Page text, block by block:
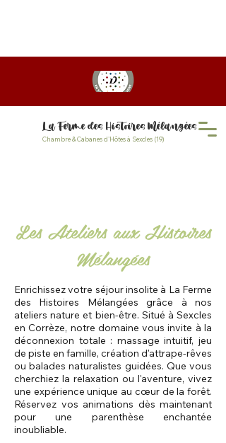
La Ferme des Histoires Mélangées
Chambre & Cabanes d'Hôtes à Sexcles (19)
Les Ateliers aux Histoires
Mélangées
Enrichissez votre séjour insolite à La Ferme
des Histoires Mélangées grâce à nos
ateliers nature et bien-être. Situé à Sexcles
en Corrèze, notre domaine vous invite à la
déconnexion totale : massage intuitif, jeu
de piste en famille, création d'attrape-rêves
ou balades naturalistes guidées. Que vous
cherchiez la relaxation ou l'aventure, vivez
une expérience unique au cœur de la forêt.
Réservez vos animations dès maintenant
pour une parenthèse enchantée
inoubliable.